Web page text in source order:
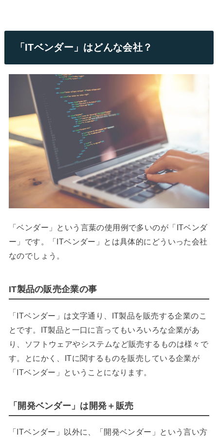
「ITベンダー」はどんな会社？
「ベンダー」という言葉の使用例で多いのが「ITベンダ
ー」です。「ITベンダー」とは具体的にどういった会社
なのでしょう。
IT製品の販売企業の事
「ITベンダー」は文字通り、IT製品を販売する企業のこ
とです。IT製品と一口に言ってもいろいろな企業があ
り、ソフトウェアやシステムなど販売するものは様々で
す。とにかく、ITに関するものを販売している企業が
「ITベンダー」ということになります。
「開発ベンダー」は開発＋販売
「ITベンダー」以外に、「開発ベンダー」という言い方